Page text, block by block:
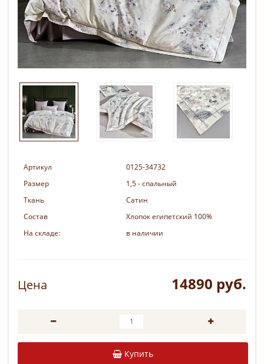
Артикул
0125-34732
Размер
1,5 - спальный
Ткань
Сатин
Состав
Хлопок египетский 100%
На складе:
в наличии
Цена 14890 руб.
Купить